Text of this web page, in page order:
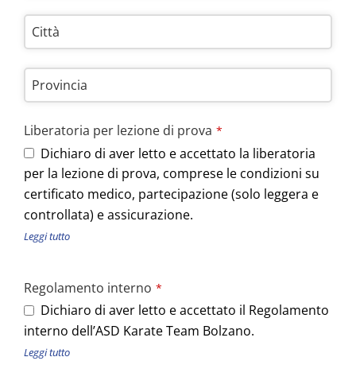
Città
Provincia
Liberatoria per lezione di prova *
Dichiaro di aver letto e accettato la liberatoria
per la lezione di prova, comprese le condizioni su
certificato medico, partecipazione (solo leggera e
controllata) e assicurazione.
Leggi tutto
Regolamento interno *
Dichiaro di aver letto e accettato il Regolamento
interno dell’ASD Karate Team Bolzano.
Leggi tutto